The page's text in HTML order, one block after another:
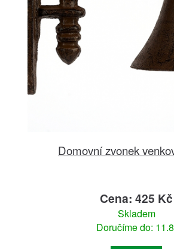
Domovní zvonek
Cena: 425 Kč
Skladem
Doručíme do: